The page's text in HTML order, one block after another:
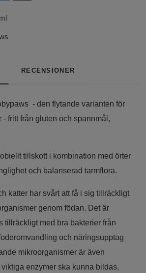
RECENSIONER
- den flytande varianten för
- fritt från gluten och spannmål,
tillskott i kombination med örter
och balanserad tarmflora.
katter har svårt att få i sig tillräckligt
genom födan. Det är
tillräckligt med bra bakterier från
och näringsupptag
mikroorganismer är även
enzymer ska kunna bildas,